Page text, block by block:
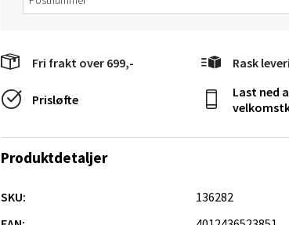
Fri frakt over 699,- Rask
Prisløfte
Last ned
Produktdetaljer
SKU:
136282